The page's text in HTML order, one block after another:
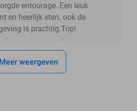
entourage. Een leuk
en heerlijk eten. ook de
is prachtig.Top!
Meer weergeven